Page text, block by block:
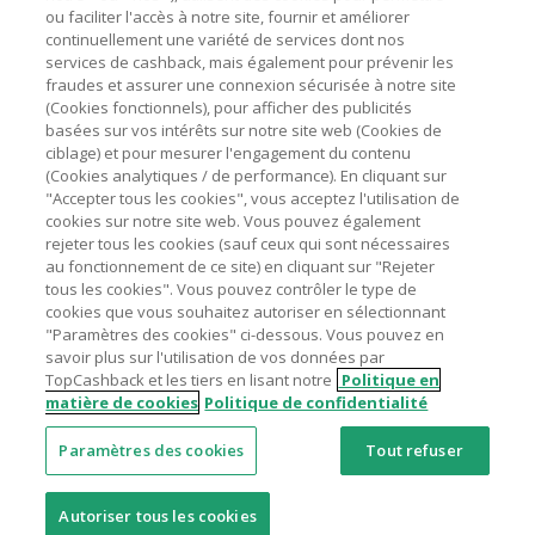
livraison/d’emballage/de service.
L'utilisation de plugins tels que Honey, AdBlock, uBlock, Pi-
hole et VPN peut bloquer le suivi de votre commande.
Pour chaque nouvelle transaction, il faut revenir sur
TopCashback et cliquer sur le bouton rose de cashback
pour accéder au site marchand et faire votre achat.
Assurez-vous que le lien TopCashback est le dernier lien
utilisé pour visiter le site marchand avant de finaliser votre
achat.
Tout compte impliqué dans des commandes ou activités
frauduleuses pour manipuler le système de cashback sera
clôturé et leur cashback confisqué.
Astuces pour économiser
A propos de
Contactez-nous
Mentions légales
Nos sites UK US CN JP DE AU
© 2005 - 2026 TopCashback Group Limited
ou faciliter l'accès à notre site, fournir et améliorer
continuellement une variété de services dont nos
services de cashback, mais également pour prévenir les
fraudes et assurer une connexion sécurisée à notre site
(Cookies fonctionnels), pour afficher des publicités
basées sur vos intérêts sur notre site web (Cookies de
ciblage) et pour mesurer l'engagement du contenu
(Cookies analytiques / de performance). En cliquant sur
"Accepter tous les cookies", vous acceptez l'utilisation de
cookies sur notre site web. Vous pouvez également
rejeter tous les cookies (sauf ceux qui sont nécessaires
au fonctionnement de ce site) en cliquant sur "Rejeter
tous les cookies". Vous pouvez contrôler le type de
cookies que vous souhaitez autoriser en sélectionnant
"Paramètres des cookies" ci-dessous. Vous pouvez en
savoir plus sur l'utilisation de vos données par
TopCashback et les tiers en lisant notre Politique en
matière de cookies Politique de confidentialité
Paramètres des cookies Tout refuser
Autoriser tous les cookies